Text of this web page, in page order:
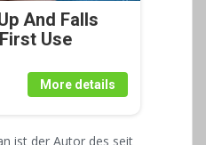
And Falls
Use
More details
ist der Autor des seit